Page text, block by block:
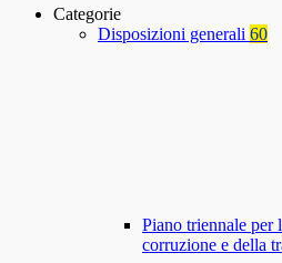
Categorie
Disposizioni generali 60
Piano triennale per
corruzione e della